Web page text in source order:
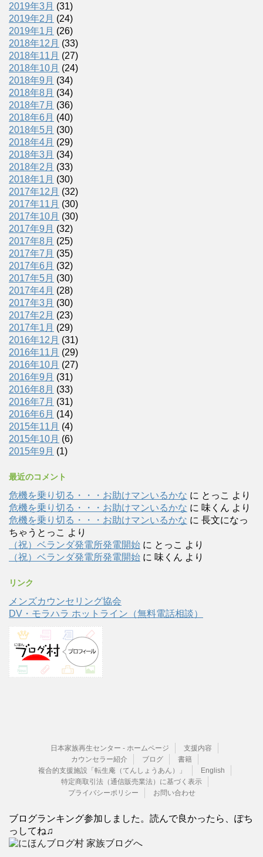
2019年3月 (31)
2019年2月 (24)
2019年1月 (26)
2018年12月 (33)
2018年11月 (27)
2018年10月 (24)
2018年9月 (34)
2018年8月 (34)
2018年7月 (36)
2018年6月 (40)
2018年5月 (30)
2018年4月 (29)
2018年3月 (34)
2018年2月 (33)
2018年1月 (30)
2017年12月 (32)
2017年11月 (30)
2017年10月 (30)
2017年9月 (32)
2017年8月 (25)
2017年7月 (35)
2017年6月 (32)
2017年5月 (30)
2017年4月 (28)
2017年3月 (30)
2017年2月 (23)
2017年1月 (29)
2016年12月 (31)
2016年11月 (29)
2016年10月 (27)
2016年9月 (31)
2016年8月 (33)
2016年7月 (31)
2016年6月 (14)
2015年11月 (4)
2015年10月 (6)
2015年9月 (1)
最近のコメント
危機を乗り切る・・・お助けマンいるかな に とっこ より
危機を乗り切る・・・お助けマンいるかな に 味くん より
危機を乗り切る・・・お助けマンいるかな に 長文になっ
ちゃうとっこ より
（祝）ベランダ発電所発電開始 に とっこ より
（祝）ベランダ発電所発電開始 に 味くん より
リンク
メンズカウンセリング協会
DV・モラハラ ホットライン（無料電話相談）
日本家族再生センター - ホームページ
支援内容
カウンセラー紹介
ブログ
書籍
複合的支援施設「転生庵（てんしょうあん）」
English
特定商取引法（通信販売業法）に基づく表示
プライバシーポリシー
お問い合わせ
ブログランキング参加しました。読んで良かったら、ぽち
っしてね♫